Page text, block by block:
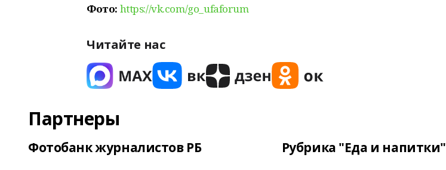
Фото: https://vk.com/go_ufaforum
Читайте нас
Партнеры
Фотобанк журналистов РБ Рубрика "Еда и напитки"